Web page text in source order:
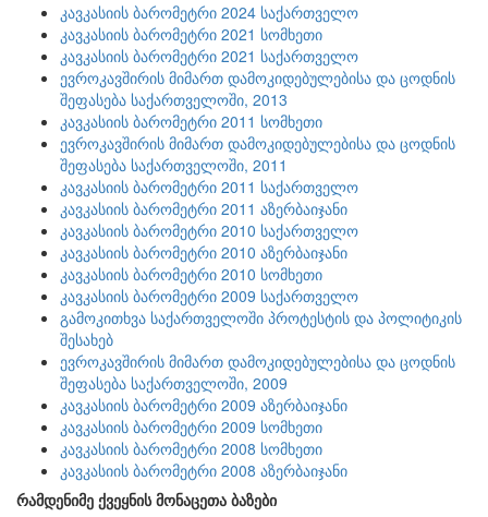
კავკასიის ბარომეტრი 2024 საქართველო
კავკასიის ბარომეტრი 2021 სომხეთი
კავკასიის ბარომეტრი 2021 საქართველო
ევროკავშირის მიმართ დამოკიდებულებისა და ცოდნის
შეფასება საქართველოში, 2013
კავკასიის ბარომეტრი 2011 სომხეთი
ევროკავშირის მიმართ დამოკიდებულებისა და ცოდნის
შეფასება საქართველოში, 2011
კავკასიის ბარომეტრი 2011 საქართველო
კავკასიის ბარომეტრი 2011 აზერბაიჯანი
კავკასიის ბარომეტრი 2010 საქართველო
კავკასიის ბარომეტრი 2010 აზერბაიჯანი
კავკასიის ბარომეტრი 2010 სომხეთი
კავკასიის ბარომეტრი 2009 საქართველო
გამოკითხვა საქართველოში პროტესტის და პოლიტიკის
შესახებ
ევროკავშირის მიმართ დამოკიდებულებისა და ცოდნის
შეფასება საქართველოში, 2009
კავკასიის ბარომეტრი 2009 აზერბაიჯანი
კავკასიის ბარომეტრი 2009 სომხეთი
კავკასიის ბარომეტრი 2008 სომხეთი
კავკასიის ბარომეტრი 2008 აზერბაიჯანი
რამდენიმე ქვეყნის მონაცეთა ბაზები